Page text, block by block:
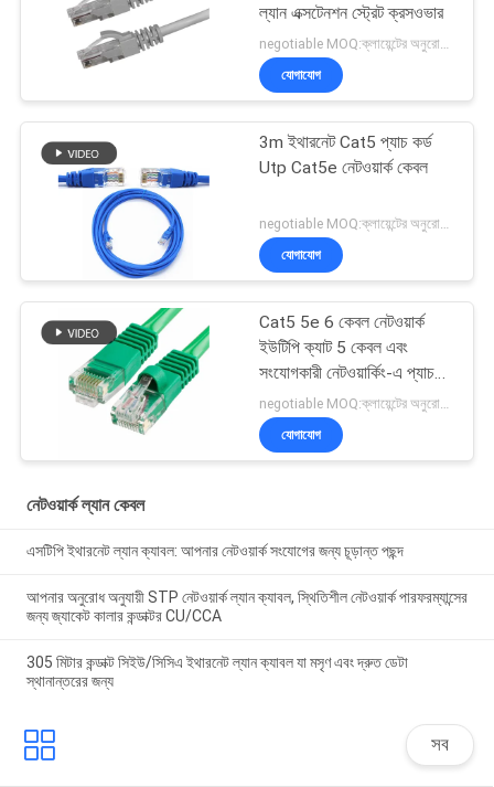
ল্যান এক্সটেনশন স্ট্রেট ক্রসওভার
negotiable MOQ:ক্লায়েন্টের অনুরোধ হিসাবে কাস্টমাইজড টাইপ 30000 মিটার হিসাবে স্টক।
যোগাযোগ
3m ইথারনেট Cat5 প্যাচ কর্ড
Utp Cat5e নেটওয়ার্ক কেবল
যোগাযোগ
Cat5 5e 6 কেবল নেটওয়ার্ক
ইউটিপি ক্যাট 5 কেবল এবং
সংযোগকারী নেটওয়ার্কিং-এ প্যাচ
কেবল
যোগাযোগ
নেটওয়ার্ক ল্যান কেবল
এসটিপি ইথারনেট ল্যান ক্যাবল: আপনার নেটওয়ার্ক সংযোগের জন্য চূড়ান্ত পছন্দ
আপনার অনুরোধ অনুযায়ী STP নেটওয়ার্ক ল্যান ক্যাবল, স্থিতিশীল নেটওয়ার্ক পারফরম্যান্সের
জন্য জ্যাকেট কালার কন্ডাক্টর CU/CCA
305 মিটার কন্ডাক্ট সিইউ/সিসিএ ইথারনেট ল্যান ক্যাবল যা মসৃণ এবং দ্রুত ডেটা
স্থানান্তরের জন্য
সব